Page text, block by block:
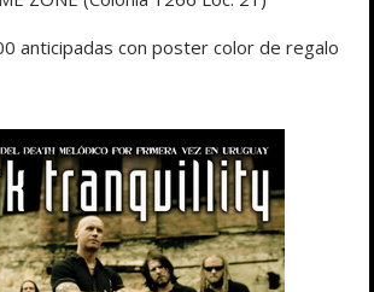
anticipadas con poster color de regalo